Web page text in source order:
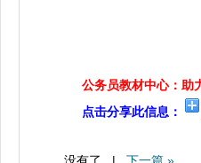
公务员教材中心：助
点击分享此信息：